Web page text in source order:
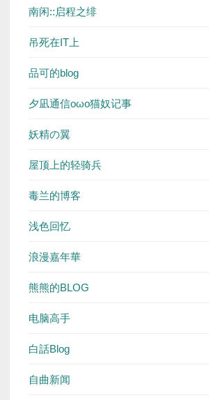
南闲::启程之绯
吊死在IT上
品可的blog
夕凪通信oωo猫奴记事
妖精の翼
屋顶上的轻骑兵
毒兰的博客
浅色回忆
浪漫嘉年華
熊熊的BLOG
电脑高手
白話Blog
自曲新闻